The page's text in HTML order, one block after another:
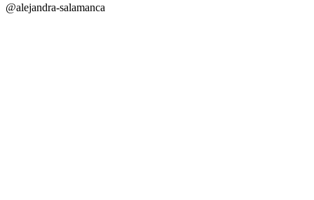
@alejandra-salamanca